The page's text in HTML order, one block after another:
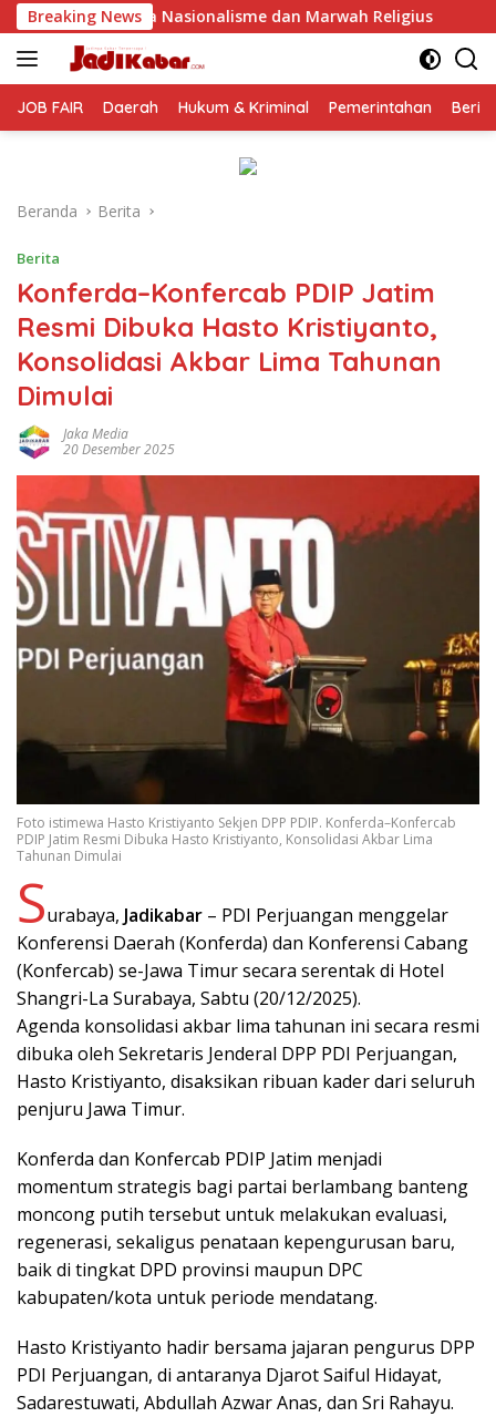
Langsung
ke
konten
Breaking News
dan Marwah Religius Jelang Perayaan HUT RI
JOB FAIR Daerah Hukum & Kriminal Pemerintahan
Beranda Berita
Berita
Konferda–Konfercab PDIP Jatim
Resmi Dibuka Hasto Kristiyanto,
Konsolidasi Akbar Lima Tahunan
Dimulai
Jaka Media
20 Desember 2025
Foto istimewa Hasto Kristiyanto Sekjen DPP PDIP. Konferda–Konfercab
PDIP Jatim Resmi Dibuka Hasto Kristiyanto, Konsolidasi Akbar Lima
Tahunan Dimulai
Surabaya, Jadikabar – PDI Perjuangan menggelar
Konferensi Daerah (Konferda) dan Konferensi Cabang
(Konfercab) se-Jawa Timur secara serentak di Hotel
Shangri-La Surabaya, Sabtu (20/12/2025).
Agenda konsolidasi akbar lima tahunan ini secara resmi
dibuka oleh Sekretaris Jenderal DPP PDI Perjuangan,
Hasto Kristiyanto, disaksikan ribuan kader dari seluruh
penjuru Jawa Timur.
Konferda dan Konfercab PDIP Jatim menjadi
momentum strategis bagi partai berlambang banteng
moncong putih tersebut untuk melakukan evaluasi,
regenerasi, sekaligus penataan kepengurusan baru,
baik di tingkat DPD provinsi maupun DPC
kabupaten/kota untuk periode mendatang.
Hasto Kristiyanto hadir bersama jajaran pengurus DPP
PDI Perjuangan, di antaranya Djarot Saiful Hidayat,
Sadarestuwati, Abdullah Azwar Anas, dan Sri Rahayu.